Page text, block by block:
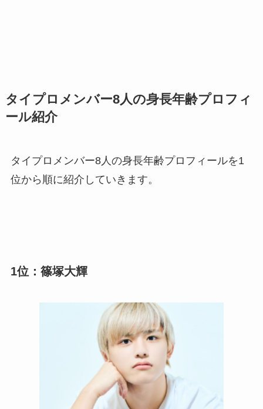
タイプロメンバー8人の身長年齢プロフィ
ール紹介
タイプロメンバー8人の身長年齢プロフィールを1
位から順に紹介していきます。
1位：篠塚大輝